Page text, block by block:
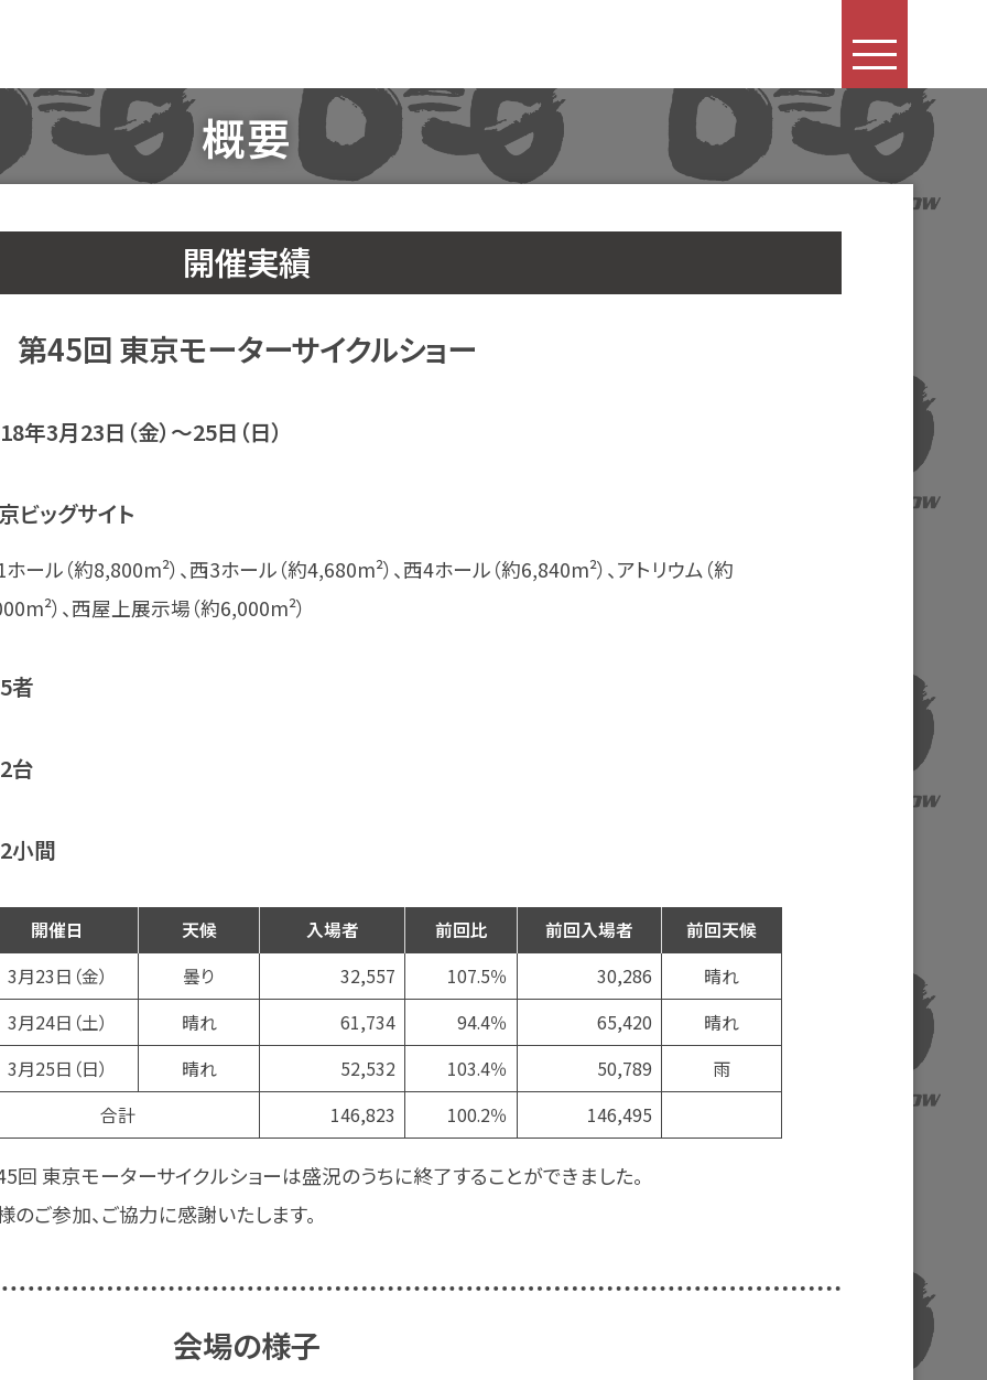
概要
開催実績
第45回 東京モーターサイクルショー
年3月23日（金）〜25日（日）
ビッグサイト
ール（約8,800m²）、西3ホール（約4,680m²）、西4ホール（約6,840m²）、アトリウム（約
）、西屋上展示場（約6,000m²）
者
台
小間
開催日 天候 入場者 前回比 前回入場者 前回天候
3月23日 （金） 曇り 32,557 107.5％ 30,286
晴れ
3月24日 （土） 晴れ 61,734 94.4％ 65,420
晴れ
3月25日 （日） 晴れ 52,532 103.4％ 50,789
雨
合計
146,823 100.2％ 146,495
回 東京モーターサイクルショーは盛況のうちに終了することができました。
のご参加、ご協力に感謝いたします。
会場の様子